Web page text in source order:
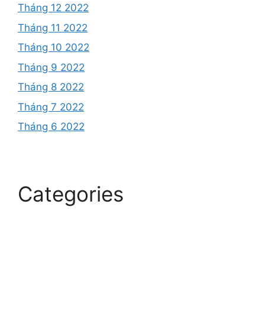
Tháng 12 2022
Tháng 11 2022
Tháng 10 2022
Tháng 9 2022
Tháng 8 2022
Tháng 7 2022
Tháng 6 2022
Categories